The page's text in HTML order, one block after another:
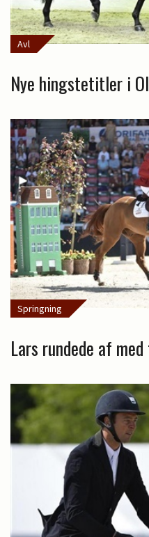
Avl
Nye hingstetitler i
Springning
Lars rundede af